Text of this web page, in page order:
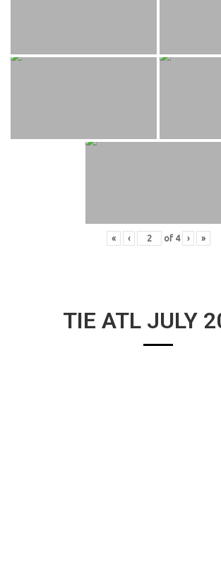
« ‹ of 4 › »
TIE ATL JULY